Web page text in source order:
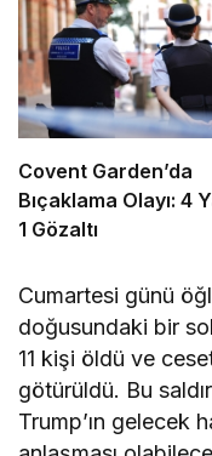
Covent Garden’da
Bıçaklama Olayı: 4
1 Gözaltı
Cumartesi günü
doğusundaki bir
11 kişi öldü ve
götürüldü. Bu
Trump’ın gelecek